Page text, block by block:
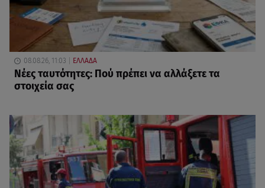
08.08.26, 11:03 ΕΛΛΑΔΑ
Νέες ταυτότητες: Πού πρέπει να αλλάξετε τα
στοιχεία σας